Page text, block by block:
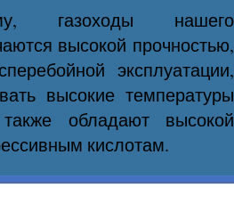
газоходы нашего
высокой прочностью,
эксплуатации,
высокие температуры
обладают высокой
кислотам.